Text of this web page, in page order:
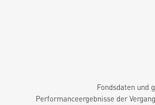
Fondsdaten und
Performanceergebnisse der